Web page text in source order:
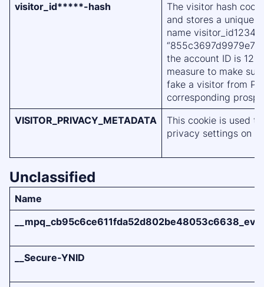
visitor_id*****-hash
The visitor hash
and stores a unique
name
the account ID is
measure to make
fake a visitor from
corresponding
VISITOR_PRIVACY_METADATA
This cookie is used
privacy settings on
Unclassified
Name
__mpq_cb95c6ce611fda52d802be48053c6638_ev
__Secure-YNID